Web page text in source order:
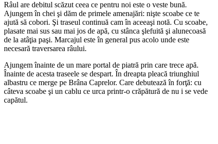
Râul are debitul scăzut ceea ce pentru noi este o veste bună.
Ajungem în chei şi dăm de primele amenajări: nişte scoabe ce te
ajută să cobori. Şi traseul continuă cam în aceeaşi notă. Cu scoabe,
plasate mai sus sau mai jos de apă, cu stânca şlefuită şi alunecoasă
de la atâţia paşi. Marcajul este în general pus acolo unde este
necesară traversarea râului.
Ajungem înainte de un mare portal de piatră prin care trece apă.
Înainte de acesta traseele se despart. În dreapta pleacă triunghiul
albastru ce merge pe Brâna Caprelor. Care debutează în forţă: cu
câteva scoabe şi un cablu ce urca printr-o crăpătură de nu i se vede
capătul.